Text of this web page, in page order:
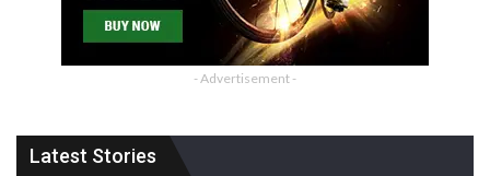
- Advertisement -
Latest Stories